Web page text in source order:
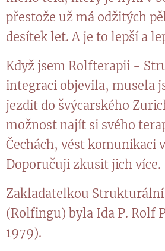
přestože už má odžitých
desítek let. A je to lepší a
Když jsem Rolfterapii -
integraci objevila, musela
jezdit do švýcarského
možnost najít si svého
Čechách, vést komunikaci
Doporučuji zkusit jich více.
Zakladatelkou
(Rolfingu) byla Ida P. Rolf
1979).